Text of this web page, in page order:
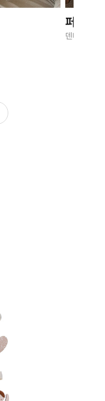
퍼브키
덴마크 감